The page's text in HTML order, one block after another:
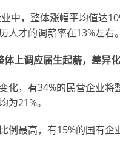
中，整体涨幅平均值达
人才的调薪率在13%左右。
上调应届生起薪，差异
化，有34%的民营企业
为21%。
例最高，有15%的国有